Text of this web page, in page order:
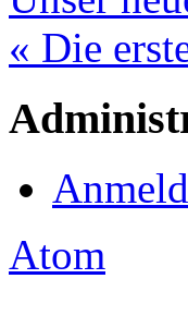
« Die
Atom